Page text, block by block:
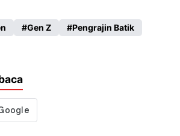
Gen Z
Pengrajin Batik